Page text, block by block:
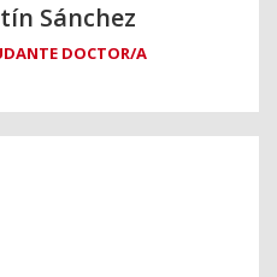
Sánchez
DOCTOR/A